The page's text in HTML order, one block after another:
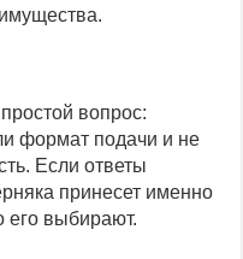
вопрос:
формат подачи и не
Если ответы
принесет именно
его выбирают.